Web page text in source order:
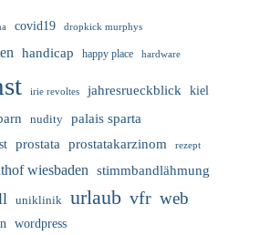
covid19 dropkick murphys
handicap happy place hardware
irie revoltes jahresrueckblick kiel
nudity palais sparta
prostata prostatakarzinom rezept
wiesbaden stimmbandlähmung
uniklinik urlaub vfr web
wordpress